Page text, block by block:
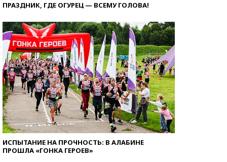
ПРАЗДНИК, ГДЕ ОГУРЕЦ — ВСЕМУ ГОЛОВА!
ИСПЫТАНИЕ НА ПРОЧНОСТЬ: В АЛАБИНЕ
ПРОШЛА «ГОНКА ГЕРОЕВ»